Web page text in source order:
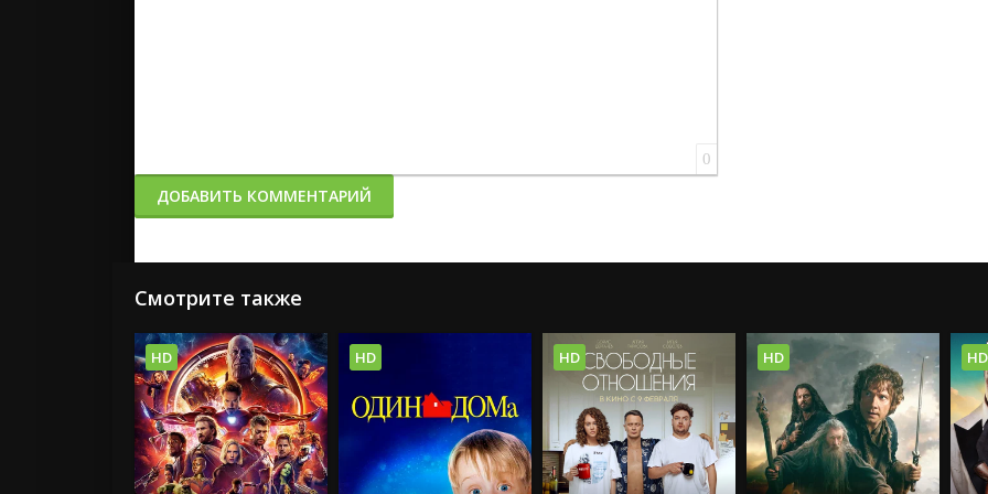
0
ДОБАВИТЬ КОММЕНТАРИЙ
Смотрите также
HD HD HD HD HD